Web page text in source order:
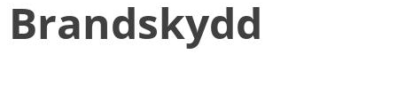
Brandskydd